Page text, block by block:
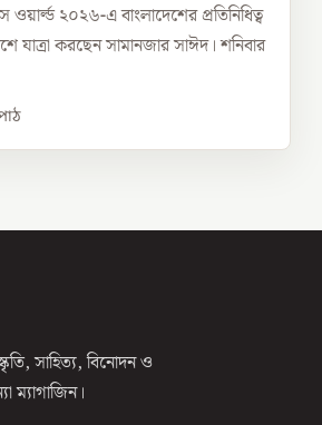
ওয়ার্ল্ড ২০২৬-এ বাংলাদেশের প্রতিনিধিত্ব
যাত্রা করছেন সামানজার সাঈদ। শনিবার
সাহিত্য, বিনোদন ও
ম্যাগাজিন।